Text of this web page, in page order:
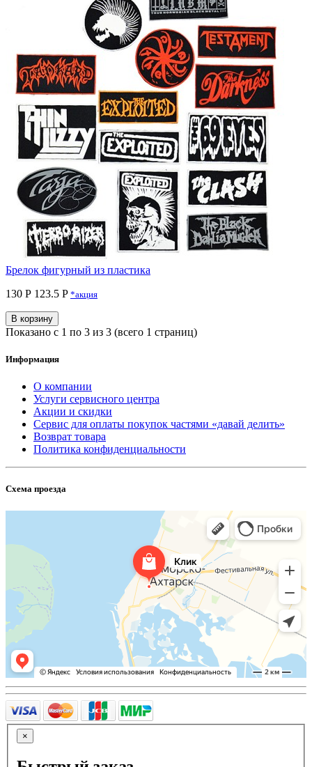
Брелок фигурный из пластика
130 Р 123.5 P *акция
В корзину
Показано с 1 по 3 из 3 (всего 1 страниц)
Информация
О компании
Услуги сервисного центра
Акции и скидки
Сервис для оплаты покупок частями «давай делить»
Возврат товара
Политика конфиденциальности
Схема проезда
×